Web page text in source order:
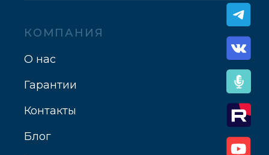
КОМПАНИЯ
О нас
Гарантии
Контакты
Блог